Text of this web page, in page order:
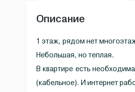
Описание
1 этаж, рядом нет
Небольшая, но теплая.
В квартире есть
(кабельное). И интернет